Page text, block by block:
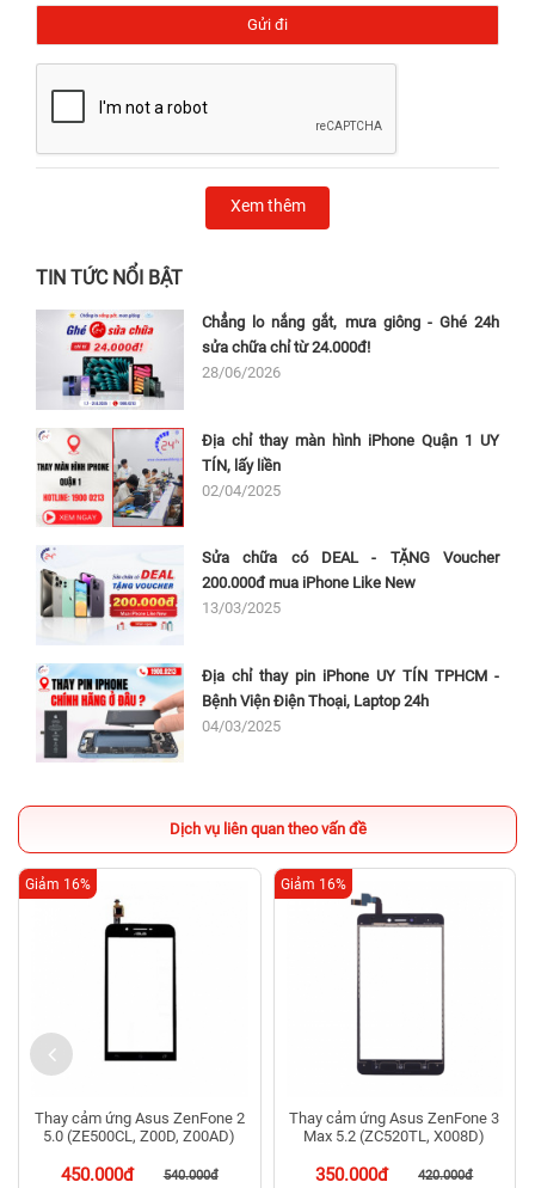
Xem thêm
TIN TỨC NỔI BẬT
Chẳng lo nắng gắt, mưa giông - Ghé 24h
sửa chữa chỉ từ 24.000đ!
28/06/2026
Địa chỉ thay màn hình iPhone Quận 1 UY
TÍN, lấy liền
02/04/2025
Sửa chữa có DEAL - TẶNG Voucher
200.000đ mua iPhone Like New
13/03/2025
Địa chỉ thay pin iPhone UY TÍN TPHCM -
Bệnh Viện Điện Thoại, Laptop 24h
04/03/2025
Dịch vụ liên quan theo vấn đề
Thay cảm ứng Asus ZenFone 2
5.0 (ZE500CL, Z00D, Z00AD)
450.000đ 540.000đ
Giảm 16%
Thay cảm ứng Asus ZenFone 3
Max 5.2 (ZC520TL, X008D)
350.000đ 420.000đ
Giảm 16%